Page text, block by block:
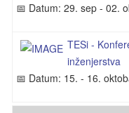
PROVERA
📅 Datum: 29. sep - 02.
TESi -
inženjerstva
📅 Datum: 15. - 16.